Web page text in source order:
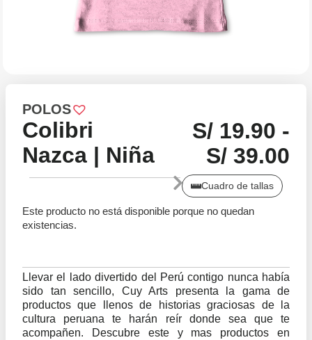
POLOS
Colibri
Nazca | Niña
S/ 19.90 -
S/ 39.00
Cuadro de tallas
Este producto no está disponible porque no quedan
existencias.
Llevar el lado divertido del Perú contigo nunca había
sido tan sencillo, Cuy Arts presenta la gama de
productos que llenos de historias graciosas de la
cultura peruana te harán reír donde sea que te
acompañen. Descubre este y mas productos en